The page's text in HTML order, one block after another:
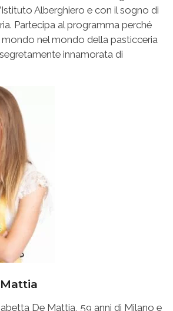
Alberghiero e con il sogno di
Partecipa al programma perché
nel mondo della pasticceria
innamorata di
De Mattia, 59 anni di Milano e